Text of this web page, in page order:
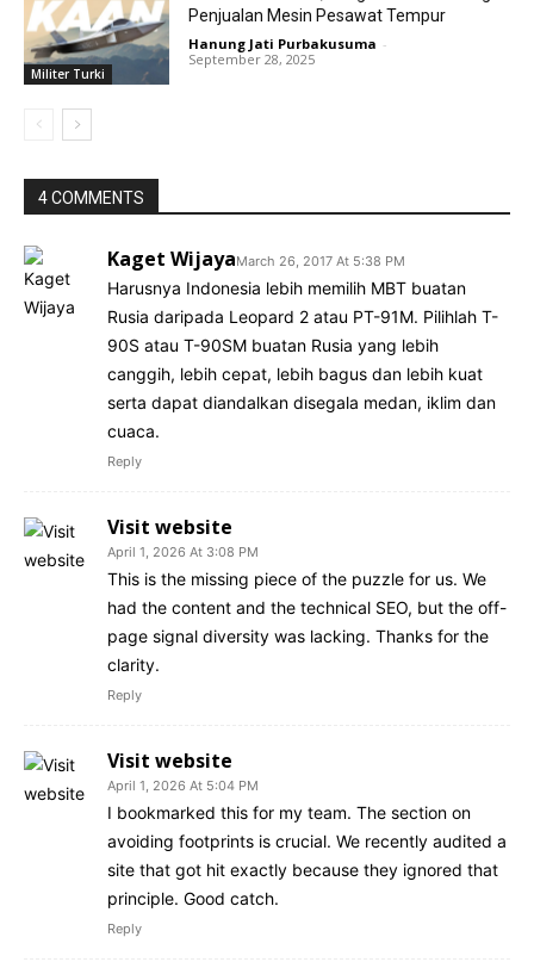
Militer Turki
Penjualan Mesin Pesawat Tempur
Hanung Jati Purbakusuma -
September 28, 2025
4 COMMENTS
Kaget WijayaMarch 26, 2017 At 5:38 PM
Harusnya Indonesia lebih memilih MBT buatan
Rusia daripada Leopard 2 atau PT-91M. Pilihlah T-
90S atau T-90SM buatan Rusia yang lebih
canggih, lebih cepat, lebih bagus dan lebih kuat
serta dapat diandalkan disegala medan, iklim dan
cuaca.
Reply
Visit website
April 1, 2026 At 3:08 PM
This is the missing piece of the puzzle for us. We
had the content and the technical SEO, but the off-
page signal diversity was lacking. Thanks for the
clarity.
Reply
Visit website
April 1, 2026 At 5:04 PM
I bookmarked this for my team. The section on
avoiding footprints is crucial. We recently audited a
site that got hit exactly because they ignored that
principle. Good catch.
Reply